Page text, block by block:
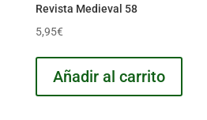
Revista Medieval 58
5,95€
Añadir al carrito